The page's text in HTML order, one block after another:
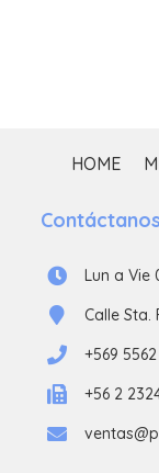
HOME
Contáctanos
Lun a Vie
Calle Sta.
+569
+56 2